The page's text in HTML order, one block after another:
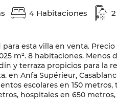
4 Habitaciones
esta villa en venta. Precio
m². 8 habitaciones. Menos
y terraza propicios para la
en Anfa Supérieur,
escolares en 150 metros,
hospitales en 650